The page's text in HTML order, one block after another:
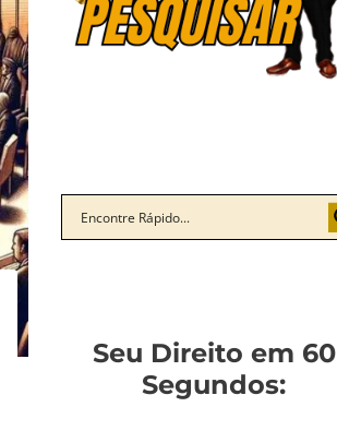
Seu Direito em 60
Segundos: